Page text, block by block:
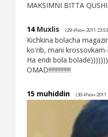
MAKSIMNI BITTA
14 Muxlis (29-Июн-2011
Kichkina bolacha
ko'rib, mani
Ha endi bola
OMAD!!!!!!!!!!!!!!!
15 muhiddin (30-Июн-2011